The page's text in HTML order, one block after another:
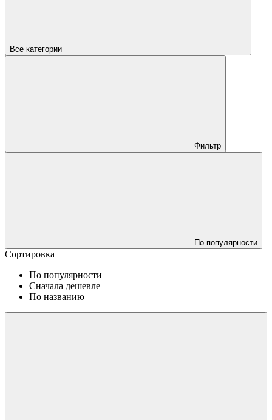
Все категории
Фильтр
По популярности
Сортировка
По популярности
Сначала дешевле
По названию